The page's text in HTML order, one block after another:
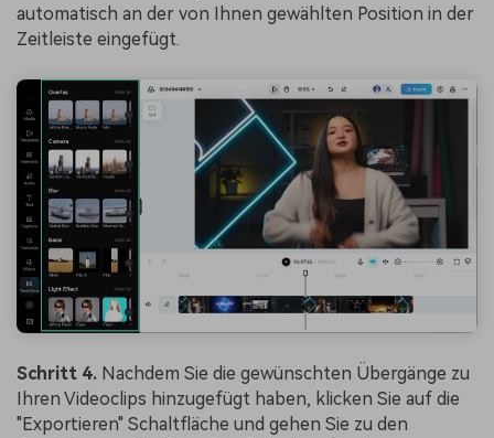
automatisch an der von Ihnen gewählten Position in der
Zeitleiste eingefügt.
Schritt 4. Nachdem Sie die gewünschten Übergänge zu
Ihren Videoclips hinzugefügt haben, klicken Sie auf die
"Exportieren" Schaltfläche und gehen Sie zu den